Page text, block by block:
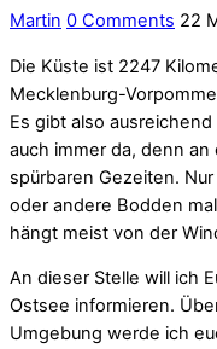
Martin 0 Comments 22
Die Küste ist 2247
Mecklenburg-
Es gibt also
auch immer da, denn
spürbaren Gezeiten.
oder andere Bodden
hängt meist von der
An dieser Stelle will ich
Ostsee informieren.
Umgebung werde ich